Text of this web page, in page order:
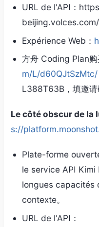
URL de l'API：
Expérience Web：
方舟 Coding Plan购
m/L/d60QJtSzMtc/
L388T63B ，填邀
Le côté obscur de la
s://
Plate-forme
le service API
longues capacités
contexte。
URL de l'API：